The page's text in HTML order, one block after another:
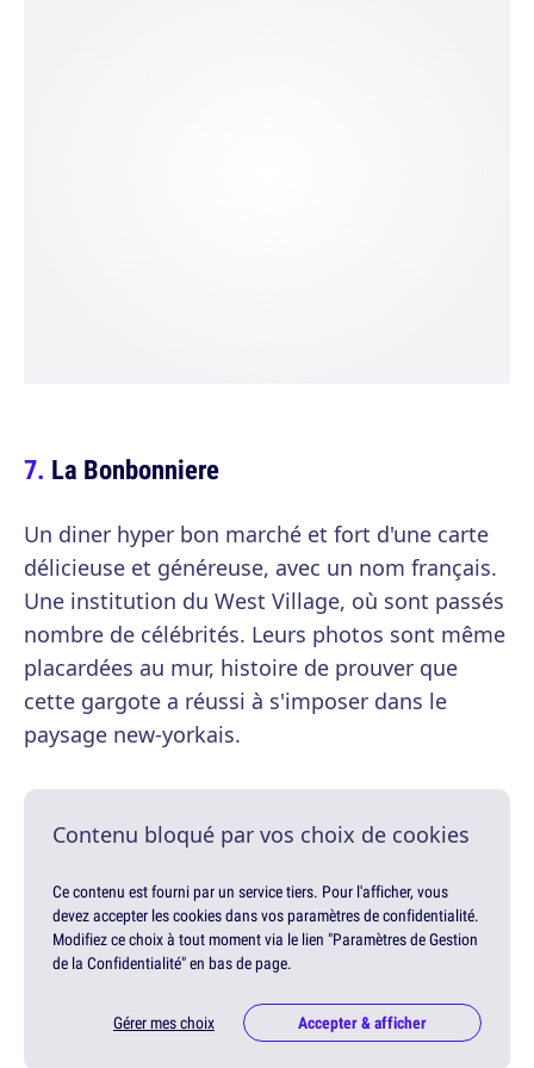
La Bonbonniere
Un diner hyper bon marché et fort d'une carte
délicieuse et généreuse, avec un nom français.
Une institution du West Village, où sont passés
nombre de célébrités. Leurs photos sont même
placardées au mur, histoire de prouver que
cette gargote a réussi à s'imposer dans le
paysage new-yorkais.
Contenu bloqué par vos choix de cookies
Ce contenu est fourni par un service tiers. Pour l'afficher, vous
devez accepter les cookies dans vos paramètres de confidentialité.
Modifiez ce choix à tout moment via le lien "Paramètres de Gestion
de la Confidentialité" en bas de page.
Gérer mes choix Accepter & afficher